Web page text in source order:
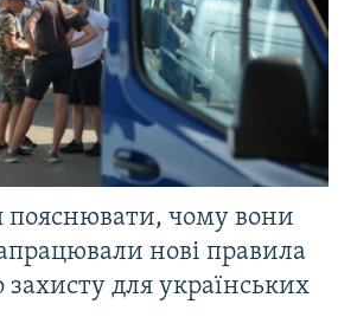
пояснювати, чому вони
нові правила
захисту для українських